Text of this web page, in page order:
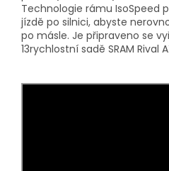
Technologie rámu IsoSpeed
jízdě po silnici, abyste
po másle. Je připraveno se
13rychlostní sadě SRAM Rival